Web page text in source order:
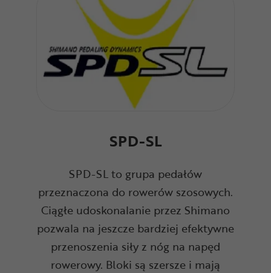
SPD-SL
SPD-SL to grupa pedałów
przeznaczona do rowerów szosowych.
Ciągłe udoskonalanie przez Shimano
pozwala na jeszcze bardziej efektywne
przenoszenia siły z nóg na napęd
rowerowy. Bloki są szersze i mają